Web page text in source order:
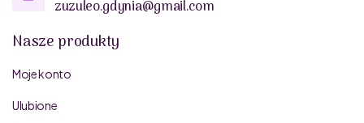
zuzuleo.gdynia@gmail.com
Nasze produkty
Moje konto
Ulubione